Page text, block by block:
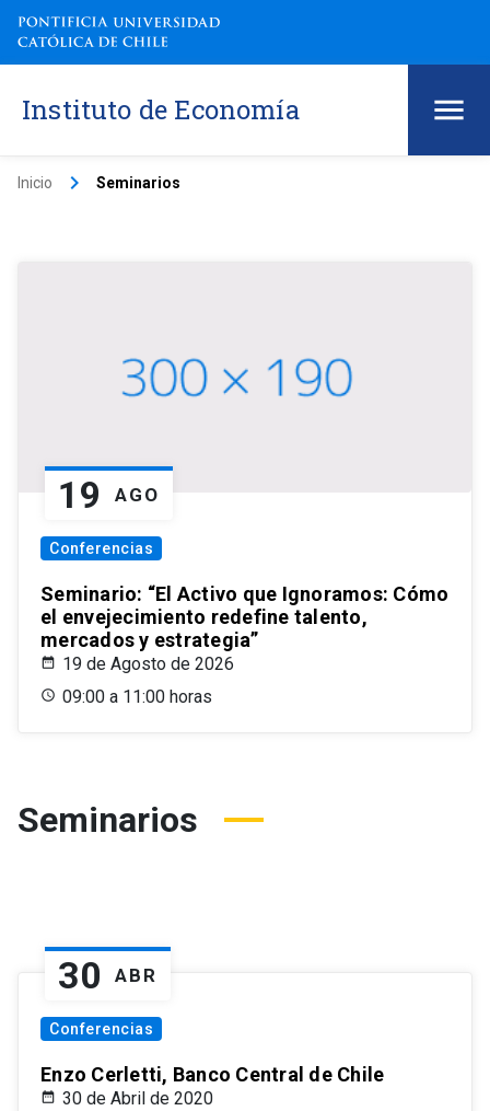
Instituto de Economía
Inicio keyboard_arrow_right Seminarios
19 AGO
Conferencias
Seminario: “El Activo que Ignoramos: Cómo
el envejecimiento redefine talento,
mercados y estrategia”
19 de Agosto de 2026
09:00 a 11:00 horas
Seminarios
30 ABR
Conferencias
Enzo Cerletti, Banco Central de Chile
30 de Abril de 2020